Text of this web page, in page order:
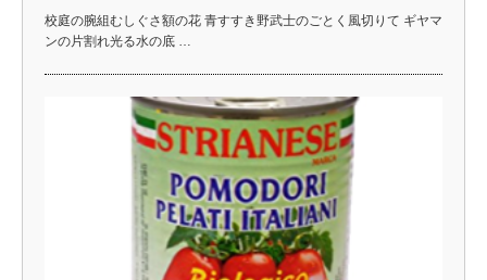
校庭の腕組むしぐさ額の花 青すすき野武士のごとく風切りて ギヤマ
ンの片割れ光る水の底 …